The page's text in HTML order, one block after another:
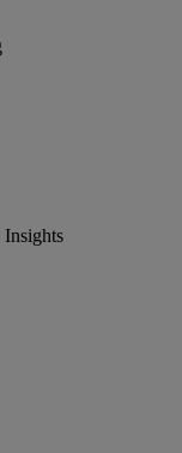
Insights